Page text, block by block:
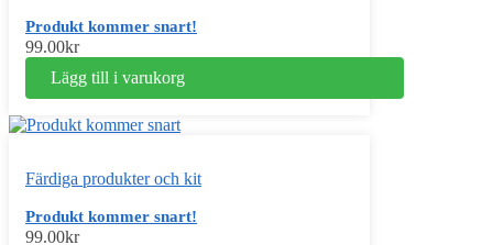
Produkt kommer snart!
99.00kr
Lägg till i varukorg
Färdiga produkter och kit
Produkt kommer snart!
99.00kr